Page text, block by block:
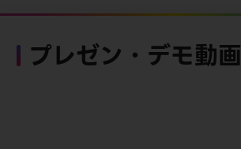
プレゼン・デモ動画